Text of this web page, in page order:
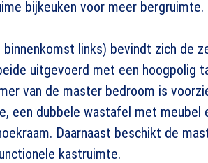
bijkeuken voor meer bergruimte.
links) bevindt zich de
uitgevoerd met een hoogpolig
van de master bedroom is
een dubbele wastafel met meubel
Daarnaast beschikt de
kastruimte.